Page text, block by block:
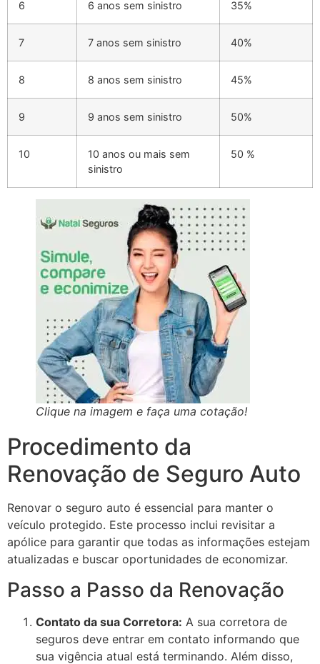
6 6 anos sem sinistro 35%
7 7 anos sem sinistro 40%
8 8 anos sem sinistro 45%
9 9 anos sem sinistro 50%
10
10 anos ou mais sem
sinistro
50 %
Clique na imagem e faça uma cotação!
Procedimento da
Renovação de Seguro Auto
Renovar o seguro auto é essencial para manter o
veículo protegido. Este processo inclui revisitar a
apólice para garantir que todas as informações estejam
atualizadas e buscar oportunidades de economizar.
Passo a Passo da Renovação
Contato da sua Corretora: A sua corretora de
seguros deve entrar em contato informando que
sua vigência atual está terminando. Além disso,